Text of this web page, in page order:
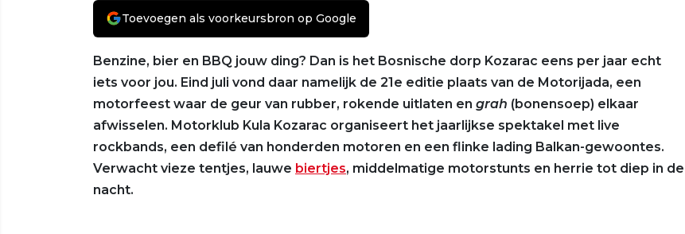
Toevoegen als voorkeursbron op Google
Benzine, bier en BBQ jouw ding? Dan is het Bosnische dorp Kozarac eens per jaar echt
iets voor jou. Eind juli vond daar namelijk de 21e editie plaats van de Motorijada, een
motorfeest waar de geur van rubber, rokende uitlaten en grah (bonensoep) elkaar
afwisselen. Motorklub Kula Kozarac organiseert het jaarlijkse spektakel met live
rockbands, een defilé van honderden motoren en een flinke lading Balkan-gewoontes.
Verwacht vieze tentjes, lauwe biertjes, middelmatige motorstunts en herrie tot diep in de
nacht.